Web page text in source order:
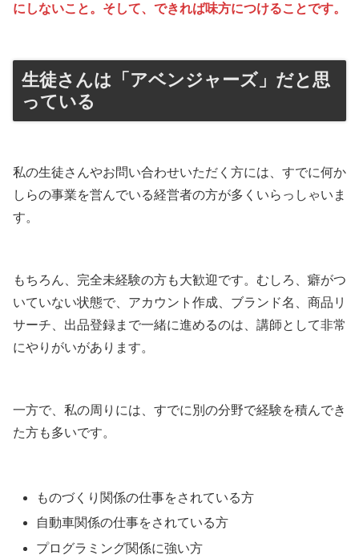
にしないこと。そして、できれば味方につけることです。
生徒さんは「アベンジャーズ」だと思
っている
私の生徒さんやお問い合わせいただく方には、すでに何か
しらの事業を営んでいる経営者の方が多くいらっしゃいま
す。
もちろん、完全未経験の方も大歓迎です。むしろ、癖がつ
いていない状態で、アカウント作成、ブランド名、商品リ
サーチ、出品登録まで一緒に進めるのは、講師として非常
にやりがいがあります。
一方で、私の周りには、すでに別の分野で経験を積んでき
た方も多いです。
ものづくり関係の仕事をされている方
自動車関係の仕事をされている方
プログラミング関係に強い方